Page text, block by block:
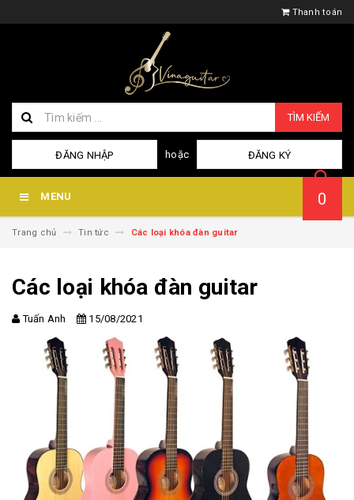
Thanh toán
TÌM KIẾM
ĐĂNG NHẬP hoặc ĐĂNG KÝ
MENU 0
Trang chủ Tin tức Các loại khóa đàn guitar
Các loại khóa đàn guitar
Tuấn Anh 15/08/2021